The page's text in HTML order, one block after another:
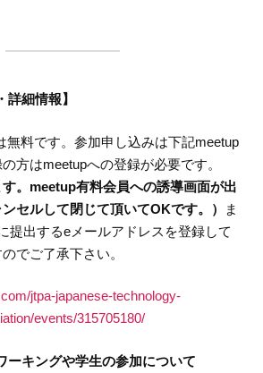
詳細情報】
無料です。参加申し込みは下記meetup
方はmeetupへの登録が必要です。
す。meetup有料会員への誘導画面が出
セルして閉じて頂いてOKです。）
ま
提出するeメールアドレスを登録して
でご了承下さい。
jtpa-japanese-technology-
events/315705180/
ーキングや学生の参加について